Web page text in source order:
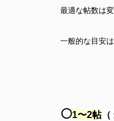
最適な帖数は変
一般的な目安
⚪️1〜2帖 （